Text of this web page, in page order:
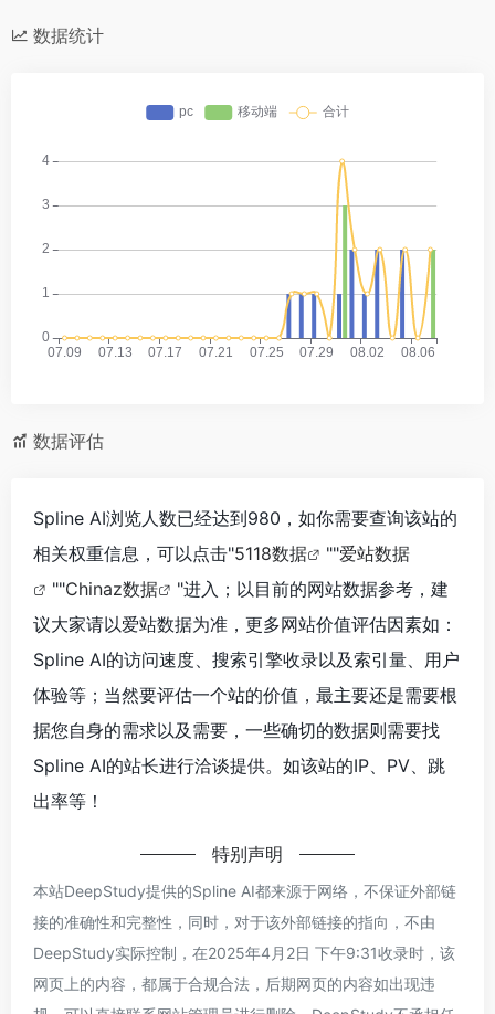
数据统计
数据评估
Spline AI浏览人数已经达到980，如你需要查询该站的
相关权重信息，可以点击"5118数据 ""爱站数据
""Chinaz数据
"进入；以目前的网站数据参考，建
议大家请以爱站数据为准，更多网站价值评估因素如：
Spline AI的访问速度、搜索引擎收录以及索引量、用户
体验等；当然要评估一个站的价值，最主要还是需要根
据您自身的需求以及需要，一些确切的数据则需要找
Spline AI的站长进行洽谈提供。如该站的IP、PV、跳
出率等！
特别声明
本站DeepStudy提供的Spline AI都来源于网络，不保证外部链
接的准确性和完整性，同时，对于该外部链接的指向，不由
DeepStudy实际控制，在2025年4月2日 下午9:31收录时，该
网页上的内容，都属于合规合法，后期网页的内容如出现违